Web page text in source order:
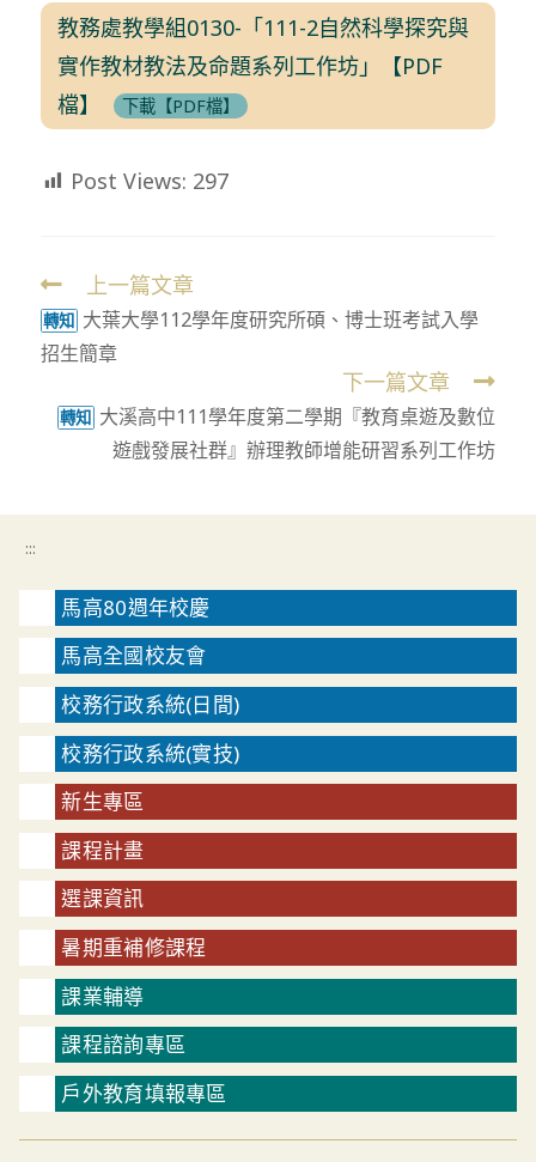
教務處教學組0130-「111-2自然科學探究與
實作教材教法及命題系列工作坊」【PDF
檔】
下載【PDF檔】
Post Views: 297
Read
more
articles
上一篇文章
轉知 大葉大學112學年度研究所碩、博士班考試入學
招生簡章
下一篇文章
轉知 大溪高中111學年度第二學期『教育桌遊及數位
遊戲發展社群』辦理教師增能研習系列工作坊
:::
馬高80週年校慶
馬高全國校友會
校務行政系統(日間)
校務行政系統(實技)
新生專區
課程計畫
選課資訊
暑期重補修課程
課業輔導
課程諮詢專區
戶外教育填報專區